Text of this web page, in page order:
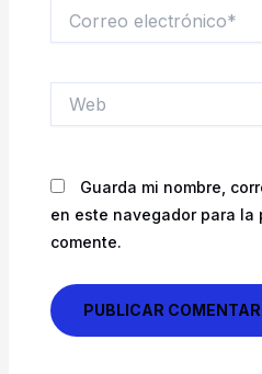
electrónico*
Guarda mi nombre,
en este navegador para la
comente.